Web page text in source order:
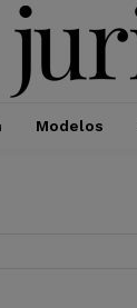
Modelos